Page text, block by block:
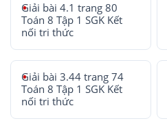
Giải bài 4.1 trang 80
Toán 8 Tập 1 SGK Kết
nối tri thức
Giải bài 3.44 trang 74
Toán 8 Tập 1 SGK Kết
nối tri thức